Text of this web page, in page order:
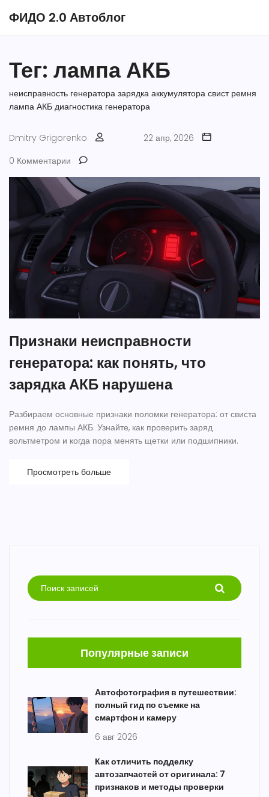
ФИДО 2.0 Автоблог
Тег: лампа АКБ
неисправность генератора зарядка аккумулятора свист ремня
лампа АКБ диагностика генератора
Dmitry Grigorenko
22 апр, 2026
0 Комментарии
Признаки неисправности
генератора: как понять, что
зарядка АКБ нарушена
Разбираем основные признаки поломки генератора: от свиста
ремня до лампы АКБ. Узнайте, как проверить заряд
вольтметром и когда пора менять щетки или подшипники.
Просмотреть больше
Популярные записи
Автофотография в путешествии:
полный гид по съемке на
смартфон и камеру
6 авг 2026
Как отличить подделку
автозапчастей от оригинала: 7
признаков и методы проверки